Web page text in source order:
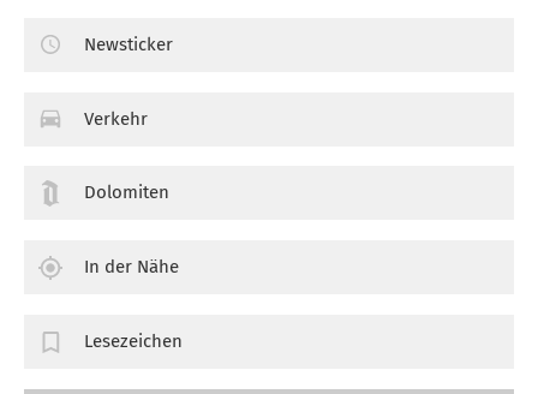
Newsticker
Verkehr
Dolomiten
In der Nähe
Lesezeichen